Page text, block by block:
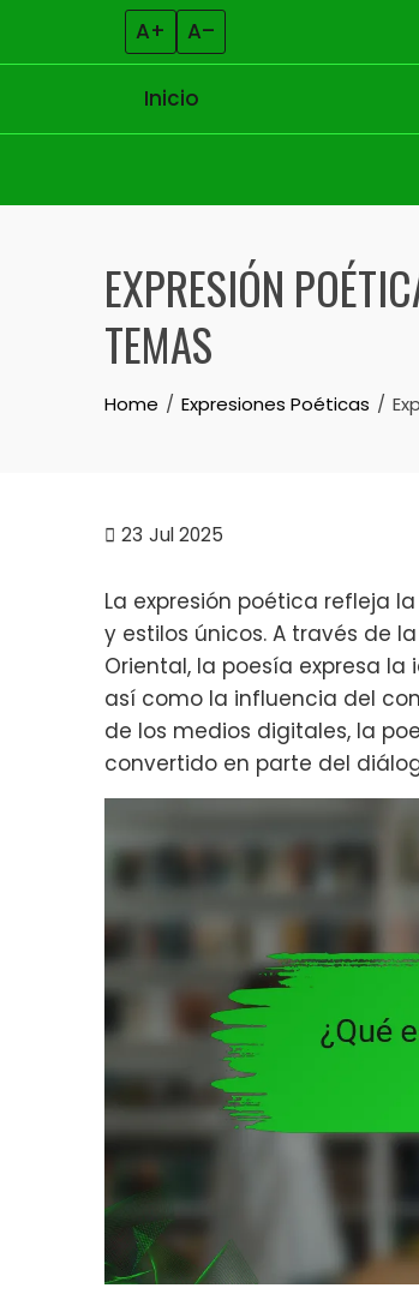
A+ A–
Inicio
EXPRESIÓN
TEMAS
Home Expresiones Poéticas
23 Jul 2025
La expresión poética refleja
y estilos únicos. A través de
Oriental, la poesía expresa
así como la influencia del
de los medios digitales, la
convertido en parte del